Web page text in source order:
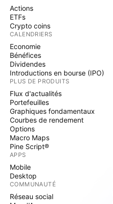
Actions
ETFs
Crypto coins
CALENDRIERS
Economie
Bénéfices
Dividendes
Introductions en bourse (IPO)
PLUS DE PRODUITS
Flux d'actualités
Portefeuilles
Graphiques fondamentaux
Courbes de rendement
Options
Macro Maps
Pine Script®
APPS
Mobile
Desktop
COMMUNAUTÉ
Réseau social